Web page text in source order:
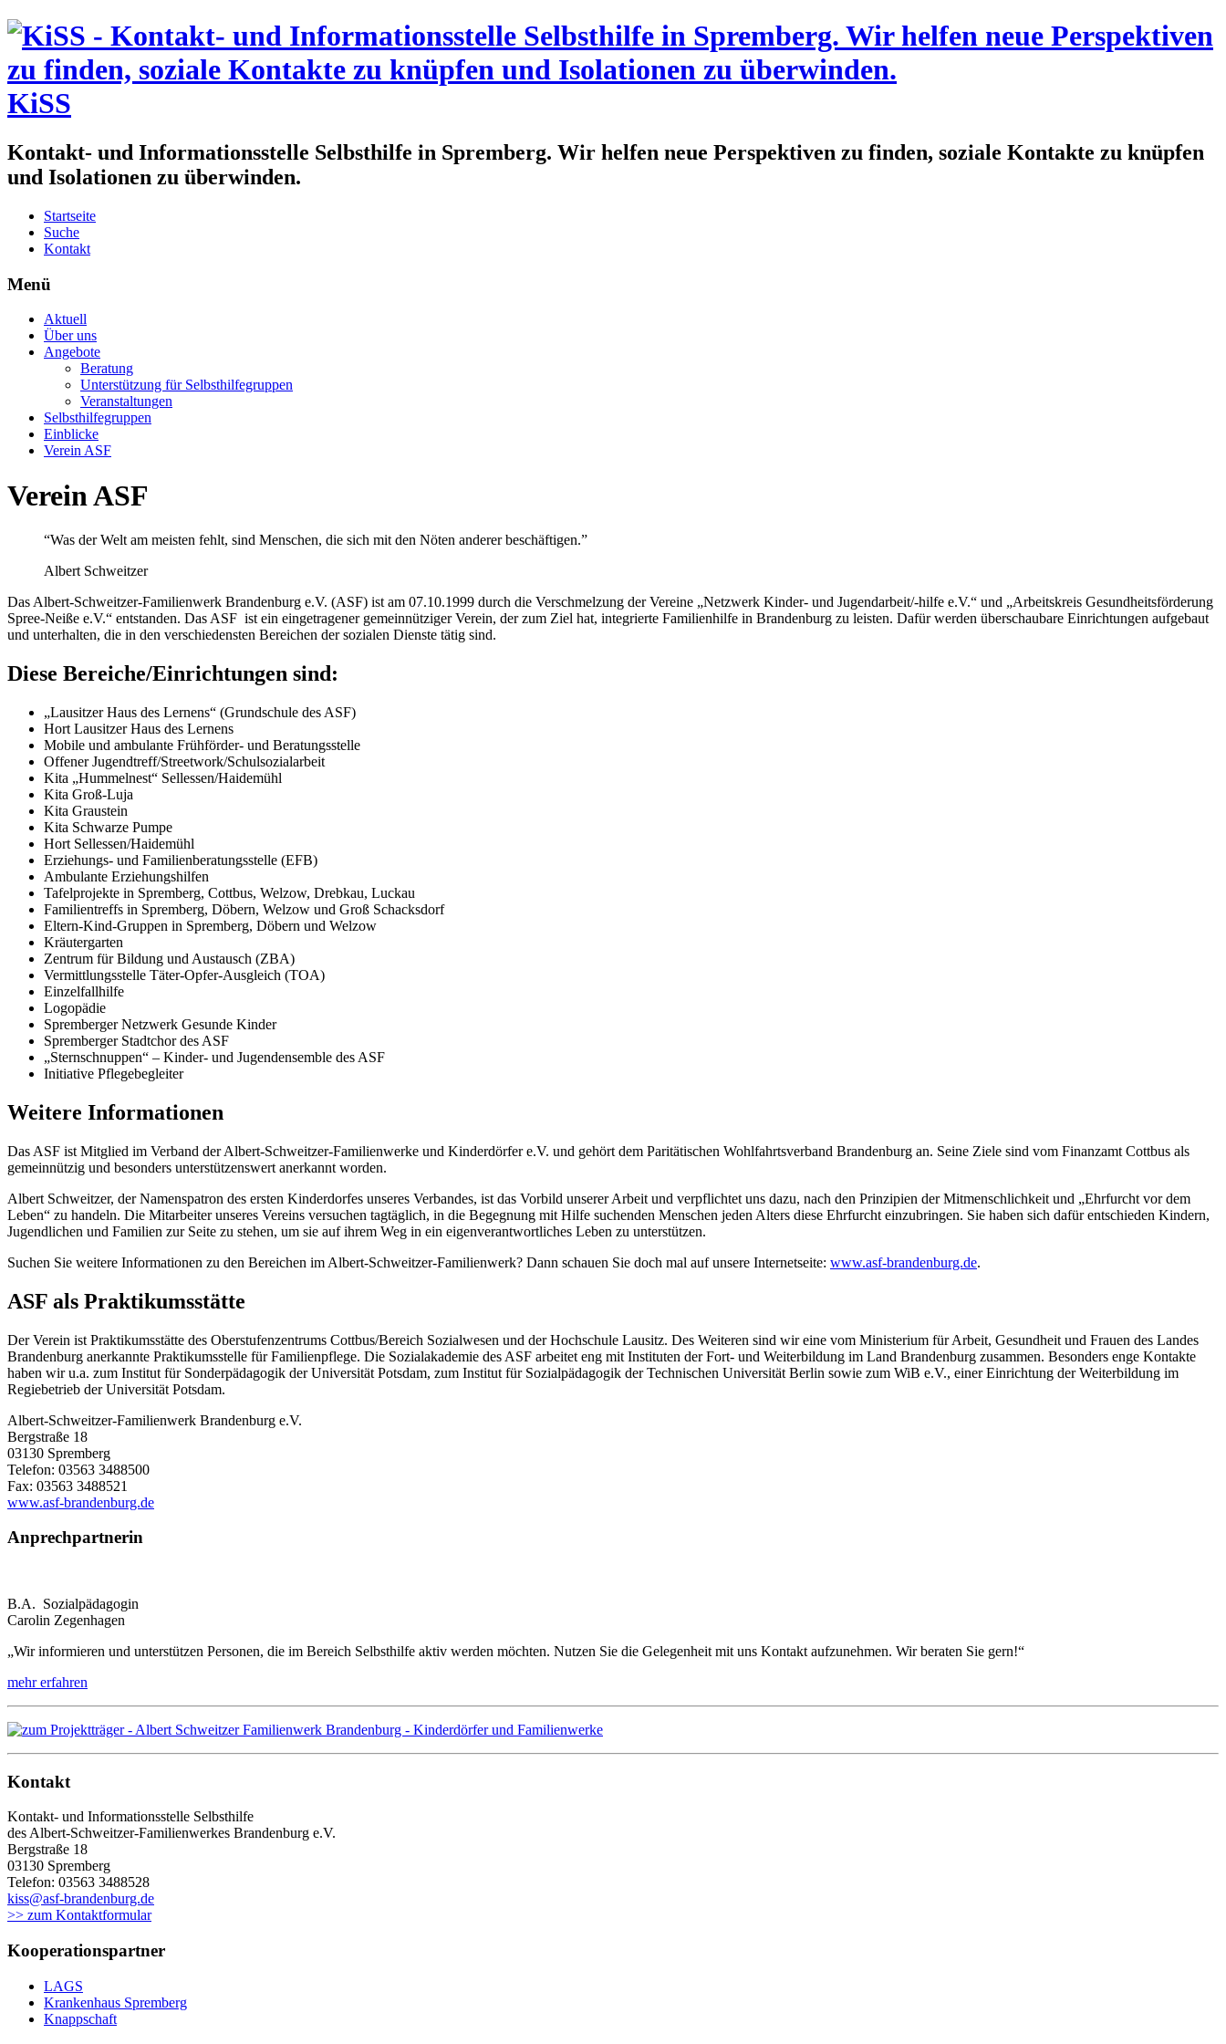
KiSS
Kontakt- und Informationsstelle Selbsthilfe in Spremberg. Wir helfen neue Perspektiven zu finden, soziale Kontakte zu knüpfen
und Isolationen zu überwinden.
Startseite
Suche
Kontakt
Menü
Aktuell
Über uns
Angebote
Beratung
Unterstützung für Selbsthilfegruppen
Veranstaltungen
Selbsthilfegruppen
Einblicke
Verein ASF
Verein ASF
“Was der Welt am meisten fehlt, sind Menschen, die sich mit den Nöten anderer beschäftigen.”
Albert Schweitzer
Das Albert-Schweitzer-Familienwerk Brandenburg e.V. (ASF) ist am 07.10.1999 durch die Verschmelzung der Vereine „Netzwerk Kinder- und Jugendarbeit/-hilfe e.V.“ und „Arbeitskreis Gesundheitsförderung
Spree-Neiße e.V.“ entstanden. Das ASF ist ein eingetragener gemeinnütziger Verein, der zum Ziel hat, integrierte Familienhilfe in Brandenburg zu leisten. Dafür werden überschaubare Einrichtungen aufgebaut
und unterhalten, die in den verschiedensten Bereichen der sozialen Dienste tätig sind.
Diese Bereiche/Einrichtungen sind:
„Lausitzer Haus des Lernens“ (Grundschule des ASF)
Hort Lausitzer Haus des Lernens
Mobile und ambulante Frühförder- und Beratungsstelle
Offener Jugendtreff/Streetwork/Schulsozialarbeit
Kita „Hummelnest“ Sellessen/Haidemühl
Kita Groß-Luja
Kita Graustein
Kita Schwarze Pumpe
Hort Sellessen/Haidemühl
Erziehungs- und Familienberatungsstelle (EFB)
Ambulante Erziehungshilfen
Tafelprojekte in Spremberg, Cottbus, Welzow, Drebkau, Luckau
Familientreffs in Spremberg, Döbern, Welzow und Groß Schacksdorf
Eltern-Kind-Gruppen in Spremberg, Döbern und Welzow
Kräutergarten
Zentrum für Bildung und Austausch (ZBA)
Vermittlungsstelle Täter-Opfer-Ausgleich (TOA)
Einzelfallhilfe
Logopädie
Spremberger Netzwerk Gesunde Kinder
Spremberger Stadtchor des ASF
„Sternschnuppen“ – Kinder- und Jugendensemble des ASF
Initiative Pflegebegleiter
Weitere Informationen
Das ASF ist Mitglied im Verband der Albert-Schweitzer-Familienwerke und Kinderdörfer e.V. und gehört dem Paritätischen Wohlfahrtsverband Brandenburg an. Seine Ziele sind vom Finanzamt Cottbus als
gemeinnützig und besonders unterstützenswert anerkannt worden.
Albert Schweitzer, der Namenspatron des ersten Kinderdorfes unseres Verbandes, ist das Vorbild unserer Arbeit und verpflichtet uns dazu, nach den Prinzipien der Mitmenschlichkeit und „Ehrfurcht vor dem
Leben“ zu handeln. Die Mitarbeiter unseres Vereins versuchen tagtäglich, in die Begegnung mit Hilfe suchenden Menschen jeden Alters diese Ehrfurcht einzubringen. Sie haben sich dafür entschieden Kindern,
Jugendlichen und Familien zur Seite zu stehen, um sie auf ihrem Weg in ein eigenverantwortliches Leben zu unterstützen.
Suchen Sie weitere Informationen zu den Bereichen im Albert-Schweitzer-Familienwerk? Dann schauen Sie doch mal auf unsere Internetseite: www.asf-brandenburg.de.
ASF als Praktikumsstätte
Der Verein ist Praktikumsstätte des Oberstufenzentrums Cottbus/Bereich Sozialwesen und der Hochschule Lausitz. Des Weiteren sind wir eine vom Ministerium für Arbeit, Gesundheit und Frauen des Landes
Brandenburg anerkannte Praktikumsstelle für Familienpflege. Die Sozialakademie des ASF arbeitet eng mit Instituten der Fort- und Weiterbildung im Land Brandenburg zusammen. Besonders enge Kontakte
haben wir u.a. zum Institut für Sonderpädagogik der Universität Potsdam, zum Institut für Sozialpädagogik der Technischen Universität Berlin sowie zum WiB e.V., einer Einrichtung der Weiterbildung im
Regiebetrieb der Universität Potsdam.
Albert-Schweitzer-Familienwerk Brandenburg e.V.
Bergstraße 18
03130 Spremberg
Telefon: 03563 3488500
Fax: 03563 3488521
www.asf-brandenburg.de
Anprechpartnerin
B.A. Sozialpädagogin
Carolin Zegenhagen
„Wir informieren und unterstützen Personen, die im Bereich Selbsthilfe aktiv werden möchten. Nutzen Sie die Gelegenheit mit uns Kontakt aufzunehmen. Wir beraten Sie gern!“
mehr erfahren
Kontakt
Kontakt- und Informationsstelle Selbsthilfe
des Albert-Schweitzer-Familienwerkes Brandenburg e.V.
Bergstraße 18
03130 Spremberg
Telefon: 03563 3488528
kiss@asf-brandenburg.de
>> zum Kontaktformular
Kooperationspartner
LAGS
Krankenhaus Spremberg
Knappschaft